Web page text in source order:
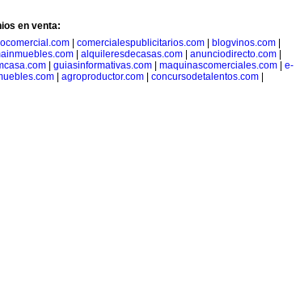
en venta:
comercialespublicitarios.com blogvinos.com
| alquileresdecasas.com| anunciodirecto.com|
guiasinformativas.com maquinascomerciales.com
e-
agroproductor.com concursodetalentos.com